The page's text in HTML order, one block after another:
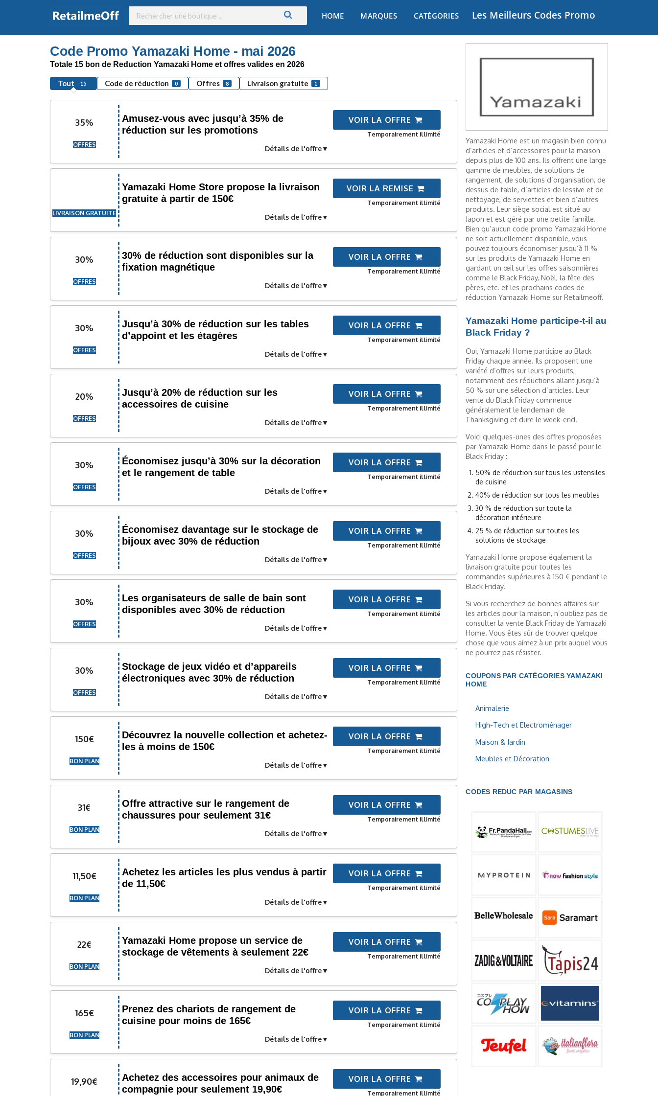
HOME MARQUES CATÉGORIES Les Meilleurs Codes Promo
Code Promo Yamazaki Home - mai 2026
Totale 15 bon de Reduction Yamazaki Home et offres valides en 2026
Tout 15 Code de réduction 0 Offres 8 Livraison gratuite 1
35%
OFFRES
Amusez-vous avec jusqu’à 35% de
réduction sur les promotions
Détails de l'offre
VOIR LA OFFRE
Temporairement illimité
LIVRAISON GRATUITE
Yamazaki Home Store propose la livraison
gratuite à partir de 150€
Détails de l'offre
VOIR LA REMISE
Temporairement illimité
30%
OFFRES
30% de réduction sont disponibles sur la
fixation magnétique
Détails de l'offre
VOIR LA OFFRE
Temporairement illimité
30%
OFFRES
Jusqu’à 30% de réduction sur les tables
d’appoint et les étagères
Détails de l'offre
VOIR LA OFFRE
Temporairement illimité
20%
OFFRES
Jusqu’à 20% de réduction sur les
accessoires de cuisine
Détails de l'offre
VOIR LA OFFRE
Temporairement illimité
30%
OFFRES
Économisez jusqu’à 30% sur la décoration
et le rangement de table
Détails de l'offre
VOIR LA OFFRE
Temporairement illimité
30%
OFFRES
Économisez davantage sur le stockage de
bijoux avec 30% de réduction
Détails de l'offre
VOIR LA OFFRE
Temporairement illimité
30%
OFFRES
Les organisateurs de salle de bain sont
disponibles avec 30% de réduction
Détails de l'offre
VOIR LA OFFRE
Temporairement illimité
30%
OFFRES
Stockage de jeux vidéo et d’appareils
électroniques avec 30% de réduction
Détails de l'offre
VOIR LA OFFRE
Temporairement illimité
150€
BON PLAN
Découvrez la nouvelle collection et achetez-
les à moins de 150€
Détails de l'offre
VOIR LA OFFRE
Temporairement illimité
31€
BON PLAN
Offre attractive sur le rangement de
chaussures pour seulement 31€
Détails de l'offre
VOIR LA OFFRE
Temporairement illimité
11,50€
BON PLAN
Achetez les articles les plus vendus à partir
de 11,50€
Détails de l'offre
VOIR LA OFFRE
Temporairement illimité
22€
BON PLAN
Yamazaki Home propose un service de
stockage de vêtements à seulement 22€
Détails de l'offre
VOIR LA OFFRE
Temporairement illimité
165€
BON PLAN
Prenez des chariots de rangement de
cuisine pour moins de 165€
Détails de l'offre
VOIR LA OFFRE
Temporairement illimité
19,90€
Achetez des accessoires pour animaux de
compagnie pour seulement 19,90€
VOIR LA OFFRE
Temporairement illimité
Yamazaki Home est un magasin bien connu
d’articles et d’accessoires pour la maison
depuis plus de 100 ans. Ils offrent une large
gamme de meubles, de solutions de
rangement, de solutions d’organisation, de
dessus de table, d’articles de lessive et de
nettoyage, de serviettes et bien d’autres
produits. Leur siège social est situé au
Japon et est géré par une petite famille.
Bien qu’aucun code promo Yamazaki Home
ne soit actuellement disponible, vous
pouvez toujours économiser jusqu’à 11 %
sur les produits de Yamazaki Home en
gardant un œil sur les offres saisonnières
comme le Black Friday, Noël, la fête des
pères, etc. et les prochains codes de
réduction Yamazaki Home sur Retailmeoff.
Yamazaki Home participe-t-il au
Black Friday ?
Oui, Yamazaki Home participe au Black
Friday chaque année. Ils proposent une
variété d’offres sur leurs produits,
notamment des réductions allant jusqu’à
50 % sur une sélection d’articles. Leur
vente du Black Friday commence
généralement le lendemain de
Thanksgiving et dure le week-end.
Voici quelques-unes des offres proposées
par Yamazaki Home dans le passé pour le
Black Friday :
50% de réduction sur tous les ustensiles
de cuisine
40% de réduction sur tous les meubles
30 % de réduction sur toute la
décoration intérieure
25 % de réduction sur toutes les
solutions de stockage
Yamazaki Home propose également la
livraison gratuite pour toutes les
commandes supérieures à 150 € pendant le
Black Friday.
Si vous recherchez de bonnes affaires sur
les articles pour la maison, n’oubliez pas de
consulter la vente Black Friday de Yamazaki
Home. Vous êtes sûr de trouver quelque
chose que vous aimez à un prix auquel vous
ne pourrez pas résister.
COUPONS PAR CATÉGORIES YAMAZAKI
HOME
Animalerie
High-Tech et Electroménager
Maison & Jardin
Meubles et Décoration
CODES REDUC PAR MAGASINS